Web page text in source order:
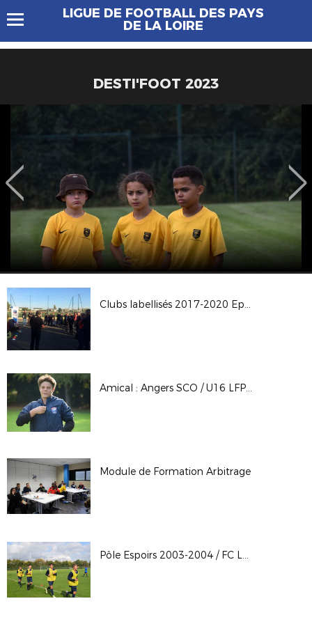
LIGUE DE FOOTBALL DES PAYS
DE LA LOIRE
DESTI'FOOT 2023
Clubs labellisés 2017-2020 Episode 1
Amical : Angers SCO / U16 LFPL (3-3)
Module de Formation Arbitrage
Pôle Espoirs 2003-2004 / FC Lorient